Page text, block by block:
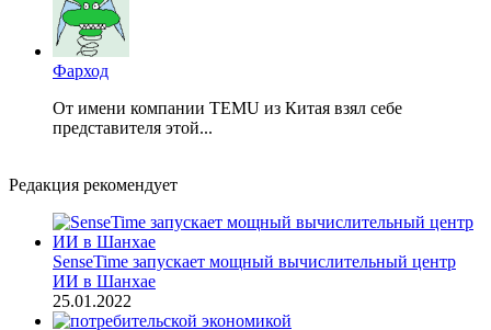
Фарход
От имени компании TEMU из Китая взял себе
представителя этой...
Редакция рекомендует
SenseTime запускает мощный вычислительный центр
ИИ в Шанхае
25.01.2022